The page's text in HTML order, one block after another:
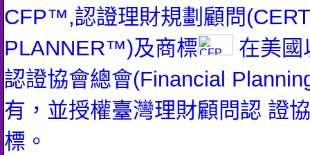
CFP™,認證理財規劃顧問
PLANNER™)及商標
在美國
認證協會總會(Financial
有，並授權臺灣理財顧問認 證
標。